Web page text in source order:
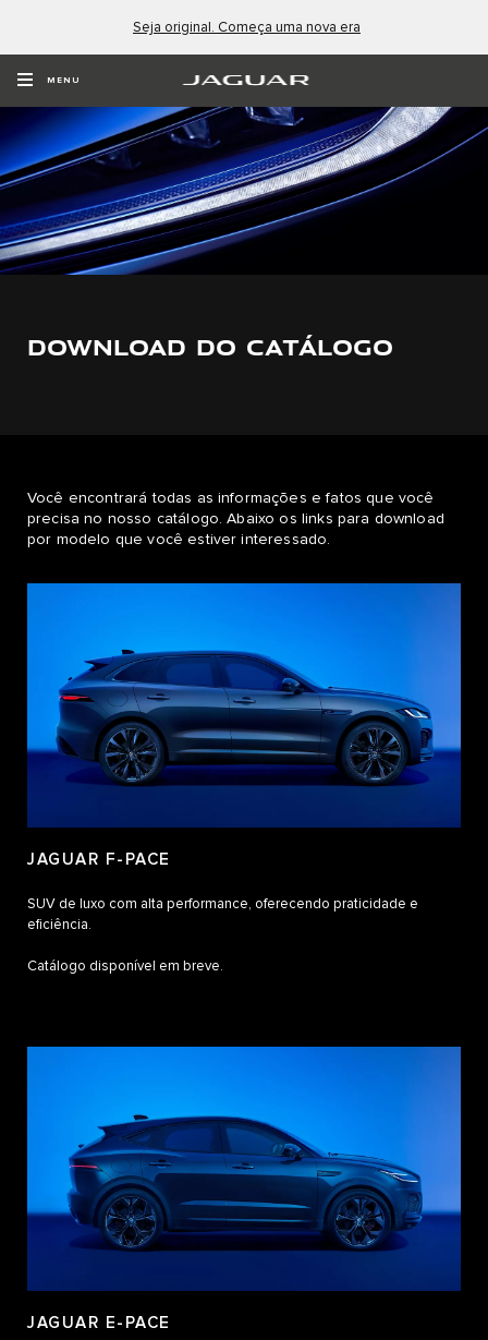
Seja original. Começa uma nova era
MENU
DOWNLOAD DO CATÁLOGO
Você encontrará todas as informações e fatos que você
precisa no nosso catálogo. Abaixo os links para download
por modelo que você estiver interessado.
JAGUAR F-PACE
SUV de luxo com alta performance, oferecendo praticidade e
eficiência.
Catálogo disponível em breve.
JAGUAR E-PACE